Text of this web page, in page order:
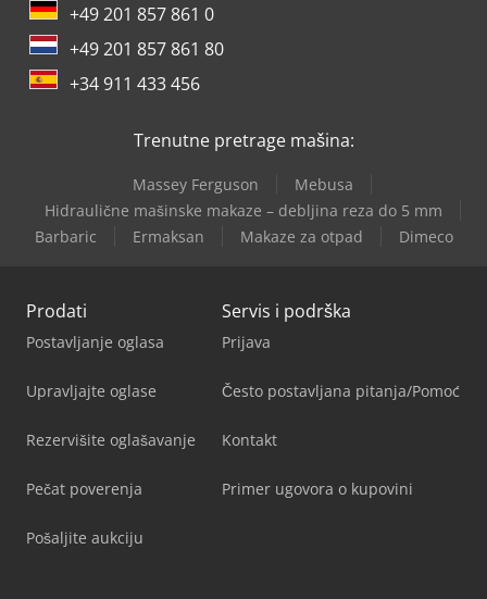
+49 201 857 861 0
+49 201 857 861 80
+34 911 433 456
Trenutne pretrage mašina:
Massey Ferguson
Mebusa
Hidraulične mašinske makaze – debljina reza do 5 mm
Barbaric
Ermaksan Makaze za otpad Dimeco
Prodati
Postavljanje oglasa
Upravljajte oglase
Rezervišite oglašavanje
Pečat poverenja
Pošaljite aukciju
Servis i podrška
Prijava
Često postavljana pitanja/Pomoć
Kontakt
Primer ugovora o kupovini